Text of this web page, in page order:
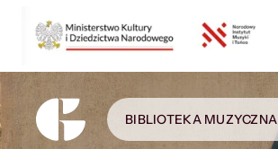
BIBLIOTEKA MUZYCZNA